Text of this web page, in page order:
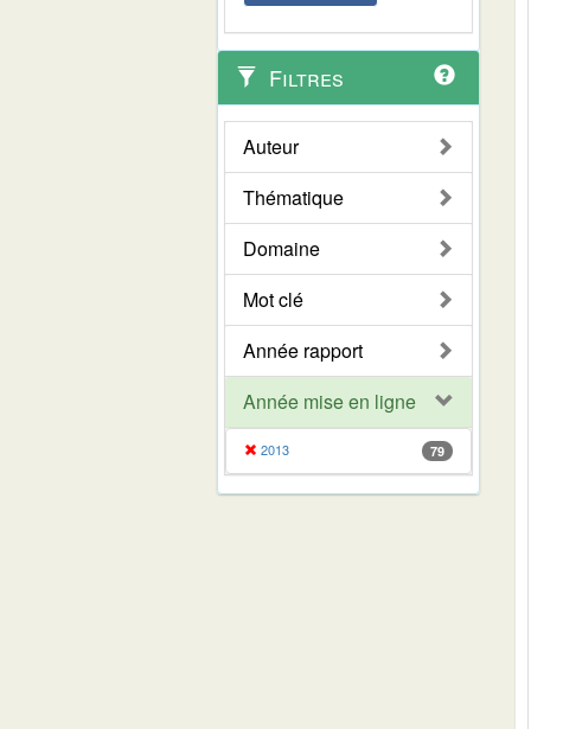
Filtres
Auteur
Thématique
Domaine
Mot clé
Année rapport
Année mise en ligne
2013 79